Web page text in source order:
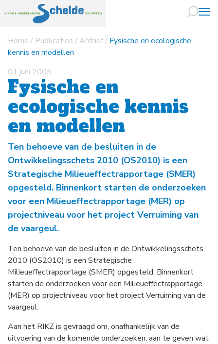
Naar
Home / Publicaties /Archief/ Fysische en ecologische
kennis en modellen
01 juni 2005
Fysische en
ecologische kennis
en modellen
Ten behoeve van de besluiten in de
Ontwikkelingsschets 2010 (OS2010) is een
Strategische Milieueffectrapportage (SMER)
opgesteld. Binnenkort starten de onderzoeken
voor een Milieueffectrapportage (MER) op
projectniveau voor het project Verruiming van
de vaargeul.
Ten behoeve van de besluiten in de Ontwikkelingsschets
2010 (OS2010) is een Strategische
Milieueffectrapportage (SMER) opgesteld. Binnenkort
starten de onderzoeken voor een Milieueffectrapportage
(MER) op projectniveau voor het project Verruiming van de
vaargeul.
Aan het RIKZ is gevraagd om, onafhankelijk van de
uitvoering van de komende onderzoeken, aan te geven wat